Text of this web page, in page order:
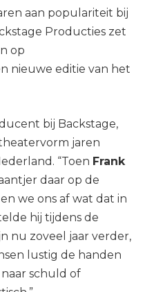
aan populariteit bij
Producties zet
op
nieuwe editie van het
bij Backstage,
jaren
“Toen Frank
daar op de
we ons af wat dat in
hij tijdens de
nu zoveel jaar verder,
lustig de handen
schuld of